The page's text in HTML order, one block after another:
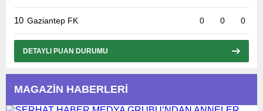
10 Gaziantep FK 0 0 0
DETAYLI PUAN DURUMU
MAGAZİN HABERLERİ